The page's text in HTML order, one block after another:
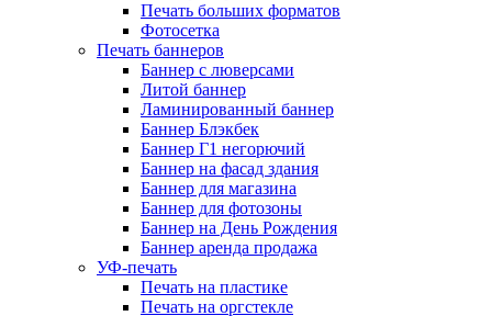
Печать больших форматов
Фотосетка
Печать баннеров
Баннер с люверсами
Литой баннер
Ламинированный баннер
Баннер Блэкбек
Баннер Г1 негорючий
Баннер на фасад здания
Баннер для магазина
Баннер для фотозоны
Баннер на День Рождения
Баннер аренда продажа
УФ-печать
Печать на пластике
Печать на оргстекле